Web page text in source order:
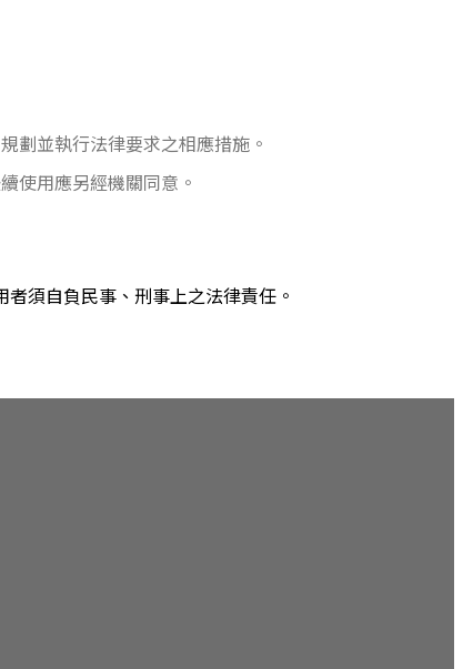
劃並執行法律要求之相應措施。
使用應另經機關同意。
須自負民事、刑事上之法律責任。